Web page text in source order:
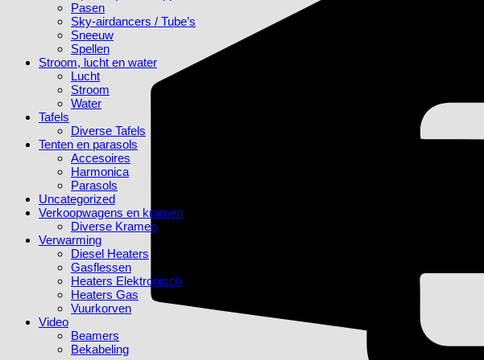
Pasen
Sky-airdancers / Tube’s
Sneeuw
Spellen
Stroom, lucht en water
Lucht
Stroom
Water
Tafels
Diverse Tafels
Tenten en parasols
Accesoires
Harmonica
Parasols
Uncategorized
Verkoopwagens en kramen
Diverse Kramen
Verwarming
Diesel Heaters
Gasflessen
Heaters Elektronisch
Heaters Gas
Vuurkorven
Video
Beamers
Bekabeling